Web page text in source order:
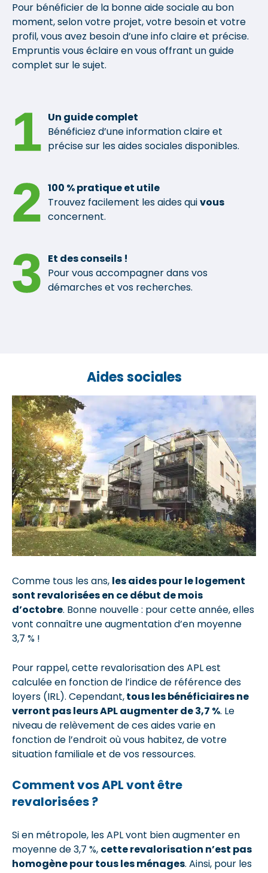
Pour bénéficier de la bonne aide sociale au bon
moment, selon votre projet, votre besoin et votre
profil, vous avez besoin d’une info claire et précise.
Empruntis vous éclaire en vous offrant un guide
complet sur le sujet.
1 Un guide complet
Bénéficiez d’une information claire et
précise sur les aides sociales disponibles.
2 100 % pratique et utile
Trouvez facilement les aides quivous
concernent.
3 Et des conseils !
Pour vous accompagner dans vos
démarches et vos recherches.
Aides sociales
Comme tous les ans, les aides pour le logement
sont revalorisées en ce début de mois
d’octobre. Bonne nouvelle : pour cette année, elles
vont connaître une augmentation d’en moyenne
3,7 % !
Pour rappel, cette revalorisation des APL est
calculée en fonction de l’indice de référence des
loyers (IRL). Cependant,tous les bénéficiaires ne
verront pas leurs APL augmenter de 3,7 %. Le
niveau de relèvement de ces aides varie en
fonction de l’endroit où vous habitez, de votre
situation familiale et de vos ressources.
Comment vos APL vont être
revalorisées ?
Si en métropole, les APL vont bien augmenter en
moyenne de 3,7 %, cette revalorisation n’est pas
homogène pour tous les ménages. Ainsi, pour les